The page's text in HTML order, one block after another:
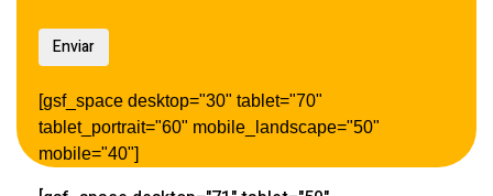
[gsf_space desktop="30" tablet="70"
tablet_portrait="60" mobile_landscape="50"
mobile="40"]